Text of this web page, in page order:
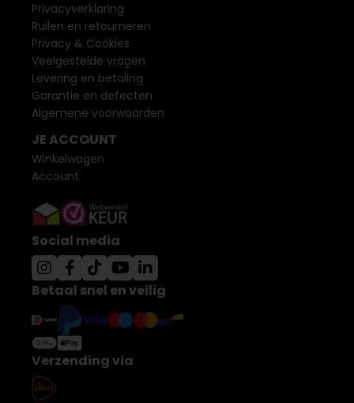
Privacyverklaring
Ruilen en retourneren
Privacy & Cookies
Veelgestelde vragen
Levering en betaling
Garantie en defecten
Algemene voorwaarden
JE ACCOUNT
Winkelwagen
Account
Social media
Betaal snel en veilig
Verzending via